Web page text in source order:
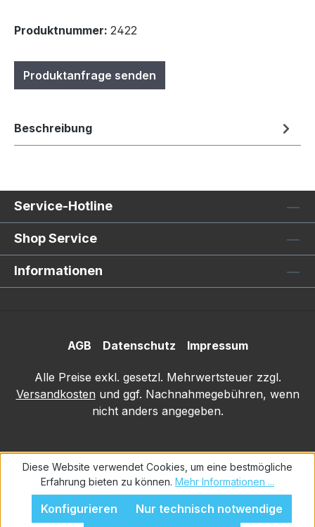
Produktnummer: 2422
Produktanfrage senden
Beschreibung
Service-Hotline
Shop Service
Informationen
AGB Datenschutz Impressum
Alle Preise exkl. gesetzl. Mehrwertsteuer zzgl.
Versandkosten und ggf. Nachnahmegebühren, wenn
nicht anders angegeben.
Diese Website verwendet Cookies, um eine bestmögliche
Erfahrung bieten zu können. Mehr Informationen ...
Nur technisch notwendige
Konfigurieren